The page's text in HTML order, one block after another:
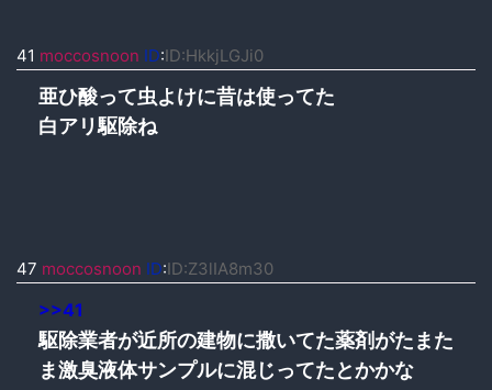
41 moccosnoon ID:ID:HkkjLGJi0
亜ひ酸って虫よけに昔は使ってた
白アリ駆除ね
47 moccosnoon ID:ID:Z3lIA8m30
>>41
駆除業者が近所の建物に撒いてた薬剤がたまた
ま激臭液体サンプルに混じってたとかかな